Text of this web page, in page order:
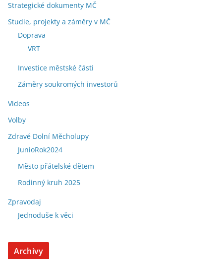
Strategické dokumenty MČ
Studie, projekty a záměry v MČ
Doprava
VRT
Investice městské části
Záměry soukromých investorů
Videos
Volby
Zdravé Dolní Měcholupy
JunioRok2024
Město přátelské dětem
Rodinný kruh 2025
Zpravodaj
Jednoduše k věci
Archivy